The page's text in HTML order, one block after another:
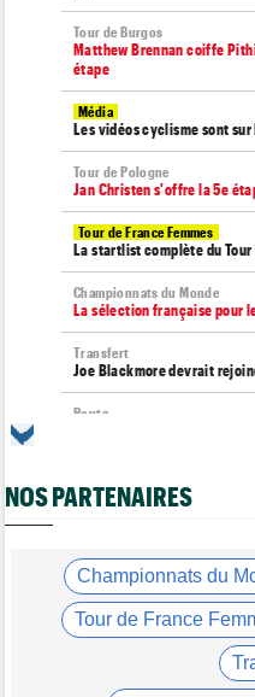
Tour de Burgos
Matthew Brennan coiffe
étape
Média
Les vidéos cyclisme sont
Tour de Pologne
Jan Christen s'offre la 5e
Tour de France Femmes
La startlist complète du Tour
Championnats du Monde
La sélection française pour
Transfert
Joe Blackmore devrait
Route
Tour de France Femmes
Horaires et chaînes… La
Blessé, le Belge Toon Aerts,
Transfert
Jakobsen réagit à son
Puck Pieterse : "Je vise le
NOS PARTENAIRES
Championnats du
Tour de France